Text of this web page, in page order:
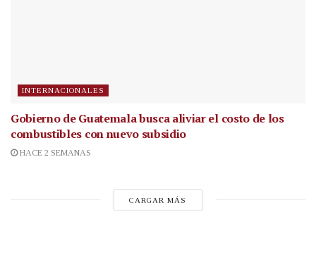
INTERNACIONALES
Gobierno de Guatemala busca aliviar el costo de los
combustibles con nuevo subsidio
HACE 2 SEMANAS
CARGAR MÁS